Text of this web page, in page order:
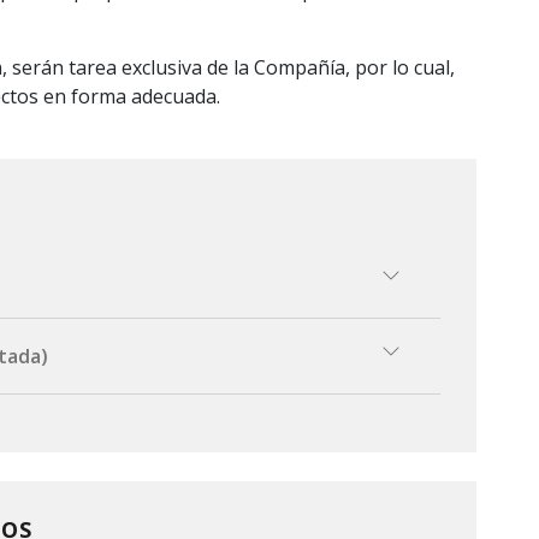
tarea exclusiva de la Compañía, por lo cual,
en forma adecuada.
a la tasación de los daños.